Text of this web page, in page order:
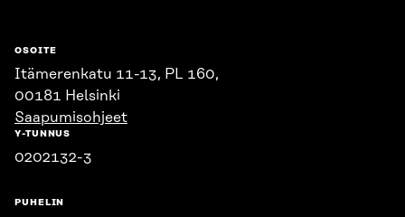
OSOITE
Itämerenkatu 11-13, PL 160,
00181 Helsinki
Saapumisohjeet
Y-TUNNUS
0202132-3
PUHELIN